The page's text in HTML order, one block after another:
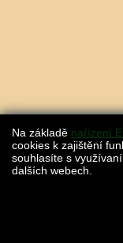
Na základě nařízení
cookies k zajištění
souhlasíte s
dalších webech.